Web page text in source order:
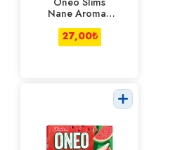
Nane Aromalı
60 Dk 14 g
27,00₺